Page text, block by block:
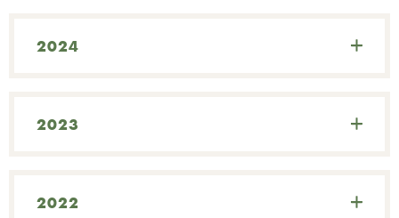
2024
2023
2022